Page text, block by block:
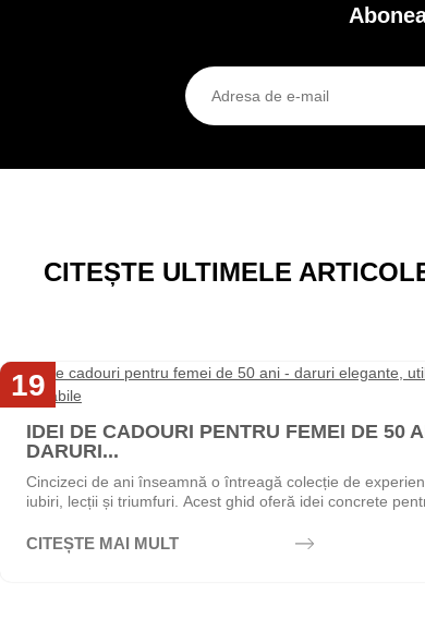
CITEȘTE ULTIMELE
19
IDEI DE CADOURI PENTRU FEMEI DE 50
DARURI...
Cincizeci de ani înseamnă o întreagă colecție de
iubiri, lecții și triumfuri. Acest ghid oferă idei concrete
CITEȘTE MAI MULT